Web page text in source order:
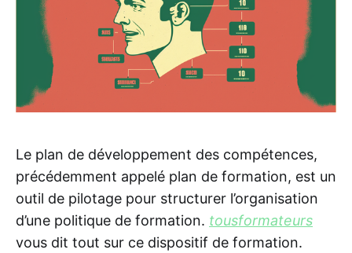
Le plan de développement des compétences,
précédemment appelé plan de formation, est un
outil de pilotage pour structurer l’organisation
d’une politique de formation. tousformateurs
vous dit tout sur ce dispositif de formation.